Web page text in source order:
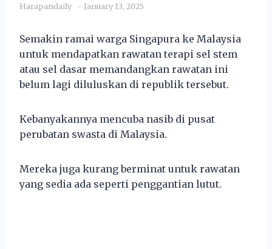
Harapandaily January 13, 2025
Semakin ramai warga Singapura ke Malaysia
untuk mendapatkan rawatan terapi sel stem
atau sel dasar memandangkan rawatan ini
belum lagi diluluskan di republik tersebut.
Kebanyakannya mencuba nasib di pusat
perubatan swasta di Malaysia.
Mereka juga kurang berminat untuk rawatan
yang sedia ada seperti penggantian lutut.